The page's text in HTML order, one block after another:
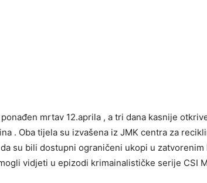
mrtav 12.aprila , a tri dana kasnije
. Oba tijela su izvašena iz JMK centra za
su bili dostupni ograničeni ukopi u
vidjeti u epizodi krimainalističke serije CSI